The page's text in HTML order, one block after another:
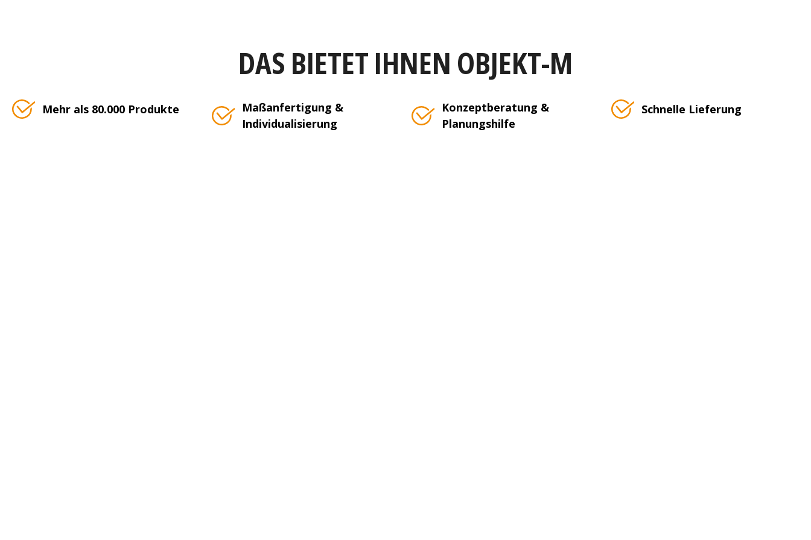
DAS BIETET IHNEN OBJEKT-M
Mehr als 80.000 Produkte
Maßanfertigung &
Individualisierung
Konzeptberatung &
Planungshilfe
Schnelle Lieferung